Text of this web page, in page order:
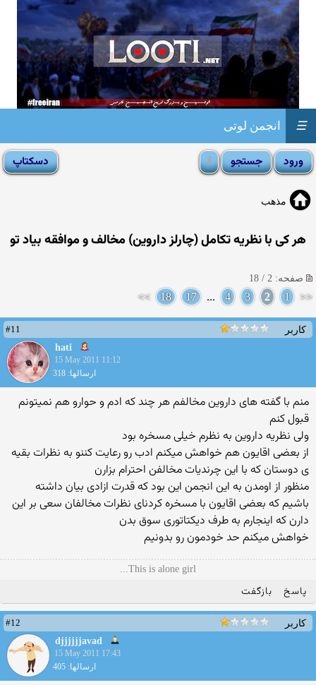
انجمن لوتی ☰
مذهب
هر كی با نظریه تكامل (چارلز داروین) مخالف و موافقه بیاد تو
صفحه: 2 / 18
<<
1
2
3
4
...
17
18
>>
کاربر
#11
hati
15 May 2011 11:12
ارسالها: 318
منم با گفته های داروین مخالفم هر چند كه ادم و حوارو هم نمیتونم
قبول كنم
ولی نظریه داروین به نظرم خیلی مسخره بود
از بعضی اقایون هم خواهش میكنم ادب رو رعایت كننو به نظرات بقیه
ی دوستان كه با این چرندیات مخالفن احترام بزارن
منظور از اومدن به این انجمن این بود كه قدرت ازادی بیان داشته
باشیم كه بعضی اقایون با مسخره كردنای نظرات مخالفان سعی بر این
دارن كه اینجارم به طرف دیكتاتوری سوق بدن
خواهش میكنم حد خودمون رو بدونیم
This is alone girl...
پاسخ بازگفت
کاربر
#12
djjjjjjavad
15 May 2011 17:43
ارسالها: 405